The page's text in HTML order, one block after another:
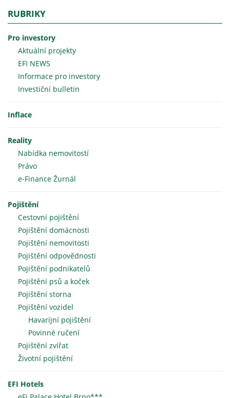
RUBRIKY
Pro investory
Aktuální projekty
EFI NEWS
Informace pro investory
Investiční bulletin
Inflace
Reality
Nabídka nemovitostí
Právo
e-Finance Žurnál
Pojištění
Cestovní pojištění
Pojištění domácnosti
Pojištění nemovitosti
Pojištění odpovědnosti
Pojištění podnikatelů
Pojištění psů a koček
Pojištění storna
Pojištění vozidel
Havarijní pojištění
Povinné ručení
Pojištění zvířat
Životní pojištění
EFI Hotels